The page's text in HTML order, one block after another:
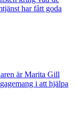
har fått goda
är Marita Gill
i att hjälpa